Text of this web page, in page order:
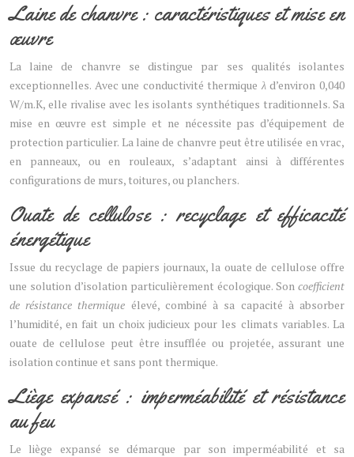
Laine de chanvre : caractéristiques et mise en
œuvre
La laine de chanvre se distingue par ses qualités isolantes
exceptionnelles. Avec une conductivité thermique λd’environ 0,040
W/m.K, elle rivalise avec les isolants synthétiques traditionnels. Sa
mise en œuvre est simple et ne nécessite pas d’équipement de
protection particulier. La laine de chanvre peut être utilisée en vrac,
en panneaux, ou en rouleaux, s’adaptant ainsi à différentes
configurations de murs, toitures, ou planchers.
Ouate de cellulose : recyclage et efficacité
énergétique
Issue du recyclage de papiers journaux, la ouate de cellulose offre
une solution d’isolation particulièrement écologique. Son coefficient
de résistance thermique élevé, combiné à sa capacité à absorber
l’humidité, en fait un choix judicieux pour les climats variables. La
ouate de cellulose peut être insufflée ou projetée, assurant une
isolation continue et sans pont thermique.
Liège expansé : imperméabilité et résistance
au feu
Le liège expansé se démarque par son imperméabilité et sa